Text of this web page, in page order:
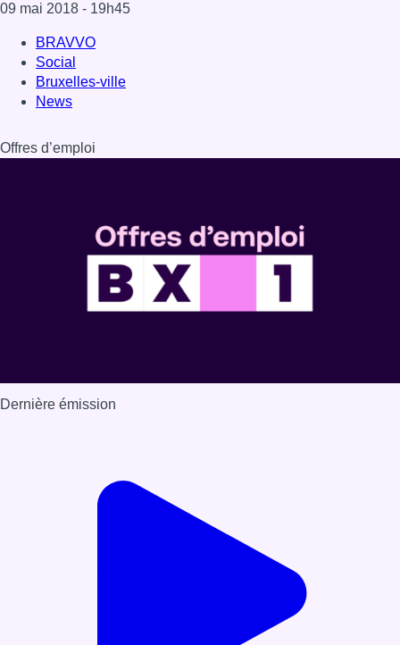
09 mai 2018 - 19h45
BRAVVO
Social
Bruxelles-ville
News
Offres d’emploi
Dernière émission